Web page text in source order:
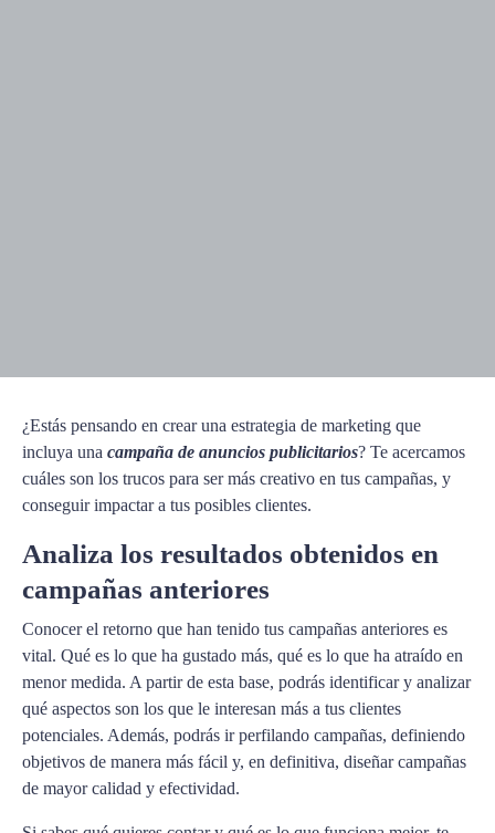
¿Estás pensando en crear una estrategia de marketing que
incluya una campaña de anuncios publicitarios? Te acercamos
cuáles son los trucos para ser más creativo en tus campañas, y
conseguir impactar a tus posibles clientes.
Analiza los resultados obtenidos en
campañas anteriores
Conocer el retorno que han tenido tus campañas anteriores es
vital. Qué es lo que ha gustado más, qué es lo que ha atraído en
menor medida. A partir de esta base, podrás identificar y analizar
qué aspectos son los que le interesan más a tus clientes
potenciales. Además, podrás ir perfilando campañas, definiendo
objetivos de manera más fácil y, en definitiva, diseñar campañas
de mayor calidad y efectividad.